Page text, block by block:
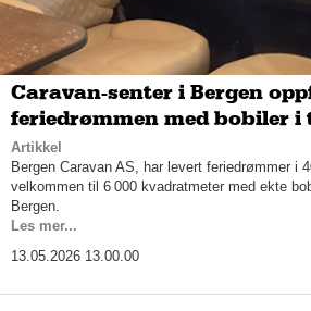
Caravan-senter i Bergen
feriedrømmen med bobiler i
Artikkel
Bergen Caravan AS, har levert feriedrømmer i
velkommen til 6 000 kvadratmeter med ekte
Bergen.
Les mer...
13.05.2026 13.00.00